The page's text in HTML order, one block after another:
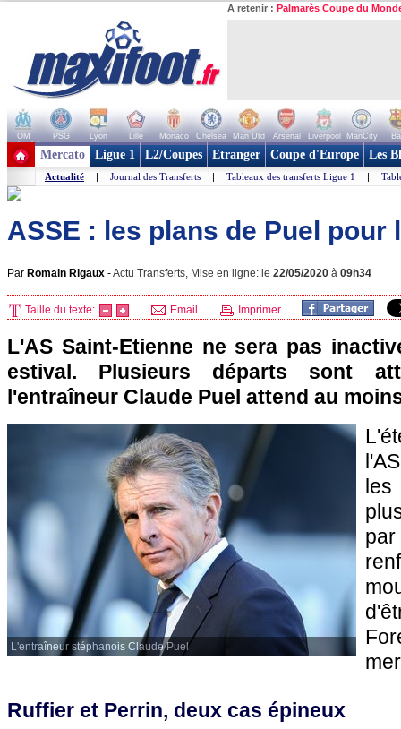
A retenir : Palmarès Coupe du
OM PSG Lyon Lille Monaco Chelsea Man Utd Arsenal Liverpool ManCity
+ de clubs
Mercato Ligue 1 L2/Coupes Etranger Coupe d'Europe Les
Actualité | Journal des Transferts | Tableaux des transferts Ligue 1 |
ASSE : les plans de Puel pour
Par Romain Rigaux -Actu Transferts, Mise en ligne: le 22/05/2020 à 09h34
Taille du texte: Email Imprimer
L'AS Saint-Etienne ne sera pas
estival. Plusieurs départs sont
l'entraîneur Claude Puel attend au
L'entraîneur stéphanois Claude Puel
les
Ruffier et Perrin, deux cas épineux